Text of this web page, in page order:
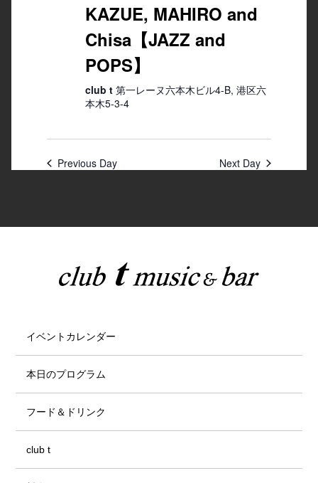
KAZUE, MAHIRO and
Chisa【JAZZ and
POPS】
club t 第一レーヌ六本木ビル4-B, 港区六
本木5-3-4
Previous Day Next Day
イベントカレンダー
本日のプログラム
フード＆ドリンク
club t